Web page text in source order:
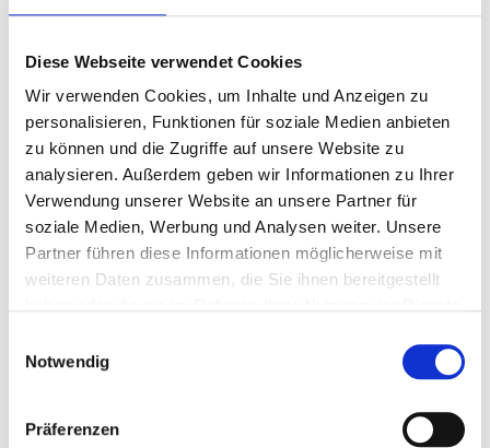
Diese Webseite verwendet Cookies
Wir verwenden Cookies, um Inhalte und Anzeigen zu
personalisieren, Funktionen für soziale Medien anbieten
zu können und die Zugriffe auf unsere Website zu
analysieren. Außerdem geben wir Informationen zu Ihrer
Verwendung unserer Website an unsere Partner für
soziale Medien, Werbung und Analysen weiter. Unsere
Partner führen diese Informationen möglicherweise mit
weiteren Daten zusammen, die Sie ihnen bereitgestellt
Notwendig
Präferenzen
Art.-Nr.: K53002
Verfügbar
Zum Merkzettel hinzufügen